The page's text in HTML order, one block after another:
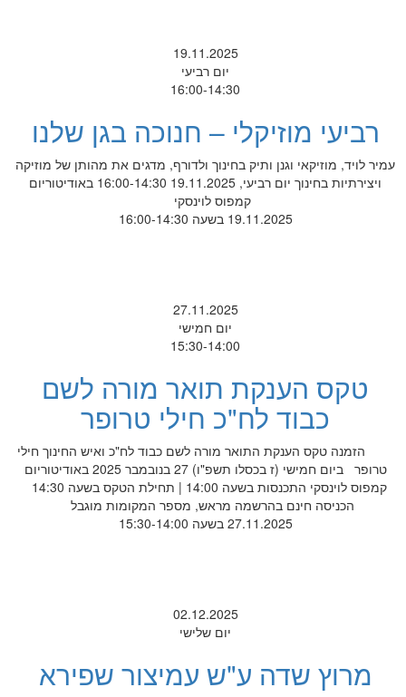
19.11.2025
יום רביעי
16:00-14:30
רביעי מוזיקלי – חנוכה בגן שלנו
עמיר לויד, מוזיקאי וגנן ותיק בחינוך ולדורף, מדגים את מהותן של מוזיקה
ויצירתיות בחינוך יום רביעי, 19.11.2025 16:00-14:30 באודיטוריום
קמפוס לוינסקי
19.11.2025 בשעה 16:00-14:30
27.11.2025
יום חמישי
15:30-14:00
טקס הענקת תואר מורה לשם
כבוד לח"כ חילי טרופר
הזמנה טקס הענקת התואר מורה לשם כבוד לח"כ ואיש החינוך חילי
טרופר ביום חמישי (ז בכסלו תשפ"ו) 27 בנובמבר 2025 באודיטוריום
קמפוס לוינסקי התכנסות בשעה 14:00 | תחילת הטקס בשעה 14:30
הכניסה חינם בהרשמה מראש, מספר המקומות מוגבל
27.11.2025 בשעה 15:30-14:00
02.12.2025
יום שלישי
מרוץ שדה ע"ש עמיצור שפירא